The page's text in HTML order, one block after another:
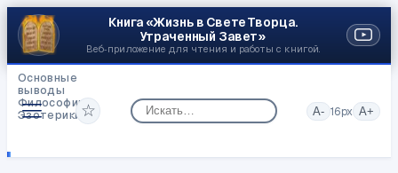
Книга «Жизнь в Свете Творца.
Утраченный Завет»
Веб‑приложение для чтения и работы с книгой.
Основные
выводы
Философии
Эзотерики
практические
☆ A- 16px A+